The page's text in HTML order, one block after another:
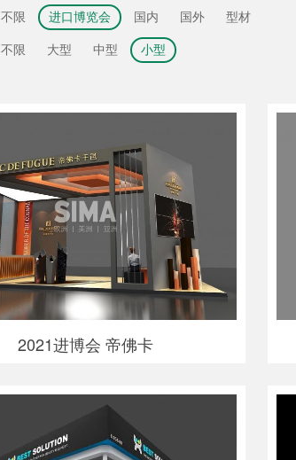
不限 进口博览会 国内 国外 型材
不限 大型 中型 小型
2021进博会 帝佛卡